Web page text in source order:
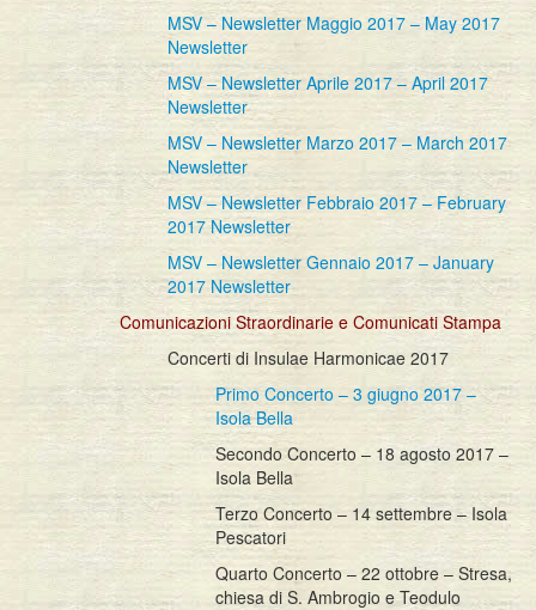
MSV – Newsletter Maggio 2017 – May 2017
Newsletter
MSV – Newsletter Aprile 2017 – April 2017
Newsletter
MSV – Newsletter Marzo 2017 – March 2017
Newsletter
MSV – Newsletter Febbraio 2017 – February
2017 Newsletter
MSV – Newsletter Gennaio 2017 – January
2017 Newsletter
Comunicazioni Straordinarie e Comunicati Stampa
Concerti di Insulae Harmonicae 2017
Primo Concerto – 3 giugno 2017 –
Isola Bella
Secondo Concerto – 18 agosto 2017 –
Isola Bella
Terzo Concerto – 14 settembre – Isola
Pescatori
Quarto Concerto – 22 ottobre – Stresa,
chiesa di S. Ambrogio e Teodulo